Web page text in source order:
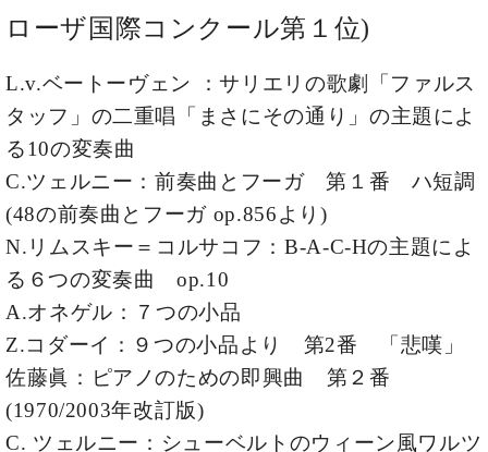
ラ
ア
ノ
C.
ベ
ヒ
シ
タ
イ
ン
カ
デ
ピ
ノ
コ
ン
ル
ジ
ア
ク
セ
ス
セン
トラ
ム東
ローザ国際コンクール第１位)
L.v.ベートーヴェン ：サリエリの歌劇「ファルス
タッフ」の二重唱「まさにその通り」の主題によ
る10の変奏曲
C.ツェルニー：前奏曲とフーガ 第１番 ハ短調
(48の前奏曲とフーガ op.856より)
N.リムスキー＝コルサコフ：B-A-C-Hの主題によ
る６つの変奏曲 op.10
A.オネゲル：７つの小品
Z.コダーイ：９つの小品より 第2番 「悲嘆」
佐藤眞：ピアノのための即興曲 第２番
(1970/2003年改訂版)
C. ツェルニー：シューベルトのウィーン風ワルツ